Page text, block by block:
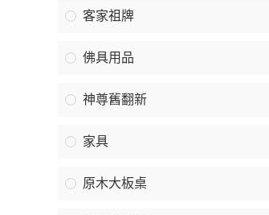
客家祖牌
佛具用品
神尊舊翻新
家具
原木大板桌